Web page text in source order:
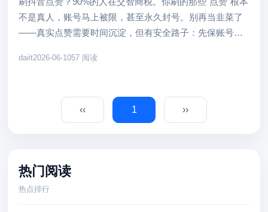
不是真人，账号马上被限，甚至永久封号。别再当韭菜了
——真实点赞需要时间沉淀，但有安全路子：先保账号不
daiit2026-06-1057 阅读
‹‹ 1 ››
热门阅读
热点排行